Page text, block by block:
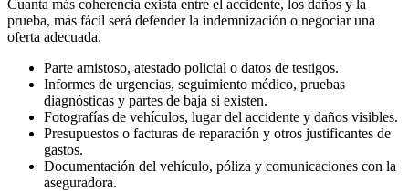
Cuanta más coherencia exista entre el accidente, los daños y la
prueba, más fácil será defender la indemnización o negociar una
oferta adecuada.
Parte amistoso, atestado policial o datos de testigos.
Informes de urgencias, seguimiento médico, pruebas
diagnósticas y partes de baja si existen.
Fotografías de vehículos, lugar del accidente y daños visibles.
Presupuestos o facturas de reparación y otros justificantes de
gastos.
Documentación del vehículo, póliza y comunicaciones con la
aseguradora.